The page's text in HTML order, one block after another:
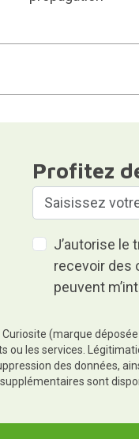
Profitez
J’autorise le
recevoir des
peuvent
Curiosite (marque
ou les services.
des données,
sont